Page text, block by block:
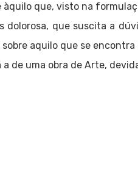
que, visto na
que suscita a
aquilo que se
de uma obra de Arte,